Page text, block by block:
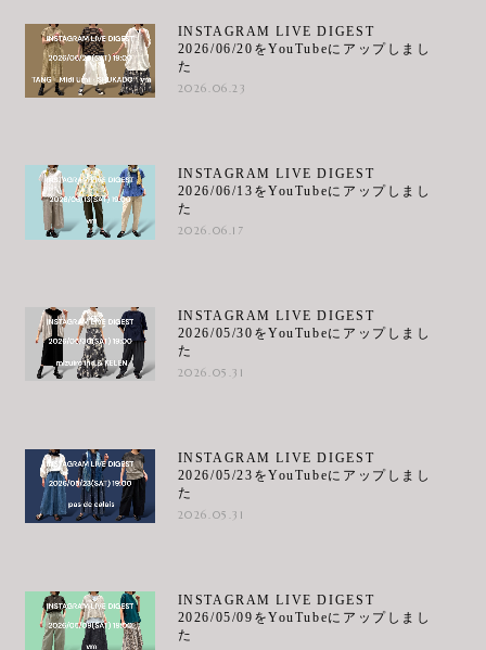
INSTAGRAM LIVE DIGEST
2026/06/20をYouTubeにアップしまし
た
2026.06.23
INSTAGRAM LIVE DIGEST
2026/06/13をYouTubeにアップしまし
た
2026.06.17
INSTAGRAM LIVE DIGEST
2026/05/30をYouTubeにアップしまし
た
2026.05.31
INSTAGRAM LIVE DIGEST
2026/05/23をYouTubeにアップしまし
た
2026.05.31
INSTAGRAM LIVE DIGEST
2026/05/09をYouTubeにアップしまし
た